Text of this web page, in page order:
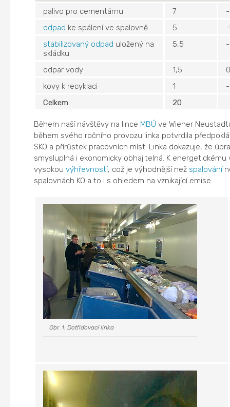
palivo pro cementárnu
7
odpad ke spálení ve spalovně 5
stabilizovaný odpad uložený na
skládku
5,5
odpar vody 1,5
0
kovy k recyklaci
1
Celkem
20
Během naší návštěvy na lince MBÚ ve Wiener
během svého ročního provozu linka potvrdila
SKO a přírůstek pracovních míst. Linka dokazuje, že
smysluplná i ekonomicky obhajitelná. K energetickému
vysokou výhřevností, což je výhodnější než spalování
spalovnách KO a to i s ohledem na vznikající emise.
Obr. 1: Dotřiďovací linka